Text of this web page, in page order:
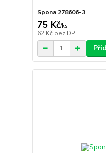
Spona 278606-3
75 Kč/ks
62 Kč bez DPH